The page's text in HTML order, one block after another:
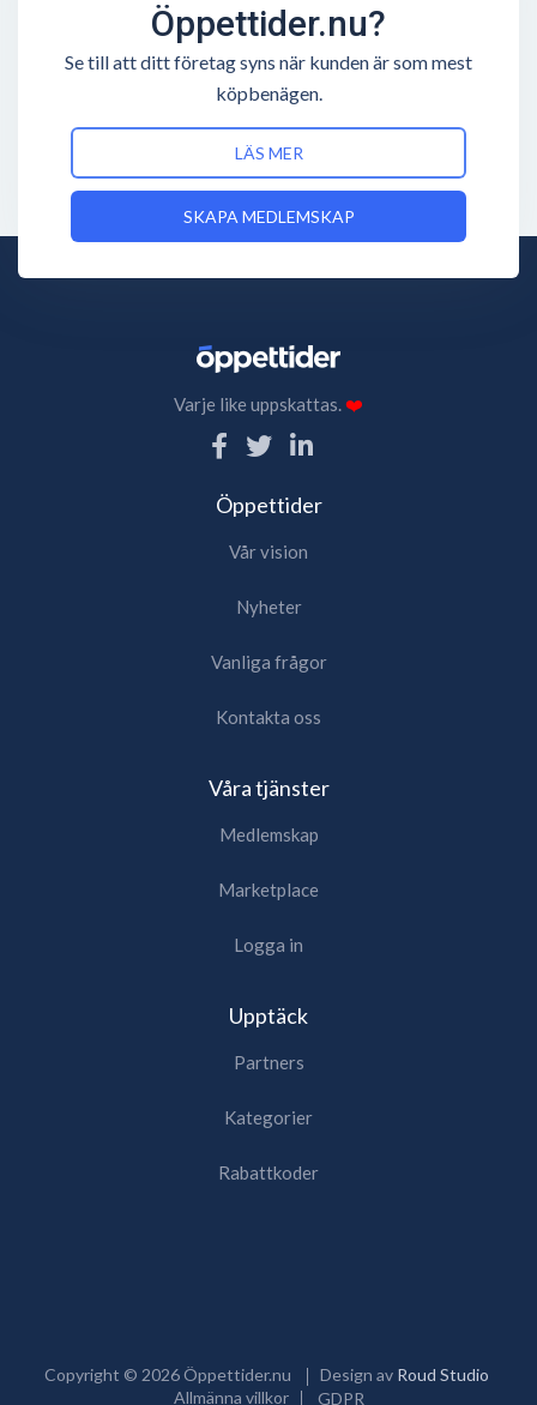
Öppettider.nu?
Se till att ditt företag syns när kunden är som mest
köpbenägen.
LÄS MER
SKAPA MEDLEMSKAP
Varje like uppskattas.❤️
Öppettider
Vår vision
Nyheter
Vanliga frågor
Kontakta oss
Våra tjänster
Medlemskap
Marketplace
Logga in
Upptäck
Partners
Kategorier
Rabattkoder
Copyright © 2026Öppettider.nu Design av Roud Studio
Allmänna villkor
GDPR